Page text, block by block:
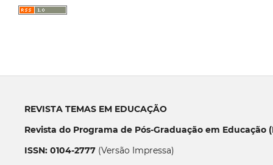
REVISTA TEMAS EM EDUCAÇÃO
Revista do Programa de Pós-Graduação em Educação
ISSN: 0104-2777(Versão Impressa)